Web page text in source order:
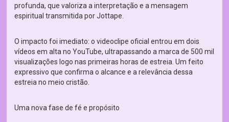
profunda, que valoriza a interpretação e a mensagem
espiritual transmitida por Jottape.
O impacto foi imediato: o videoclipe oficial entrou em dois
vídeos em alta no YouTube, ultrapassando a marca de 500 mil
visualizações logo nas primeiras horas de estreia. Um feito
expressivo que confirma o alcance e a relevância dessa
estreia no meio cristão.
Uma nova fase de fé e propósito